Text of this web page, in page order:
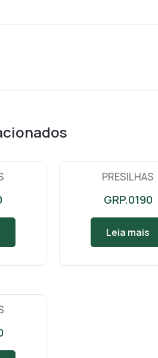
PRESILHAS
GRP.0190
Leia mais